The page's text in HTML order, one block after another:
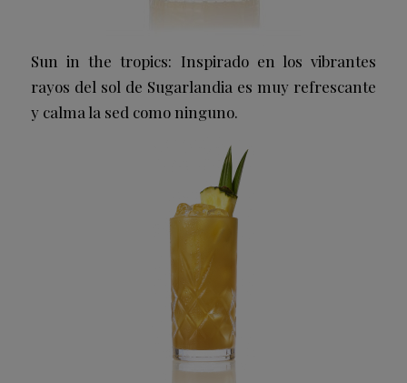
Sun in the tropics: Inspirado en los vibrantes
rayos del sol de Sugarlandia es muy refrescante
y calma la sed como ninguno.